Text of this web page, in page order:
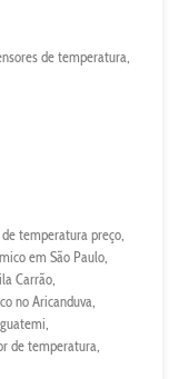
de temperatura
temperatura preço
em São Paulo
Carrão
no Aricanduva
de temperatura